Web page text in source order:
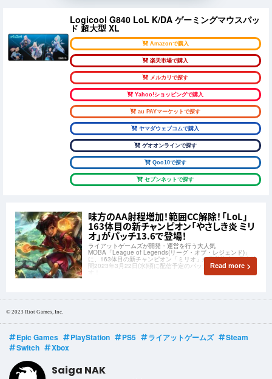
Logicool G840 LoL K/DA ゲーミングマウスパッ
ド 超大型 XL
Amazonで購入
楽天市場で購入
メルカリで探す
Yahoo!ショッピングで購入
au PAYマーケットで探す
ヤマダウェブコムで購入
ゲオオンラインで探す
Qoo10で探す
セブンネットで探す
味方のAA射程増加！範囲CC解除！「LoL」
163体目の新チャンピオン「やさしき炎 ミリ
オ」がパッチ13.6で登場！
ライアットゲームズが開発・運営を行う大人気
MOBA「League of Legends(リーグ・オブ・レジェンド)」
に、163体目の新チャンピオン「ミリオ」が実装決定！日本時
間2023年3月22日(水)頃に配信予定のパッチ13.6で登場しま
Read more
© 2023 Riot Games, Inc.
Epic Games PlayStation PS5 ライアットゲームズ
Steam
Switch
Xbox
Saiga NAK